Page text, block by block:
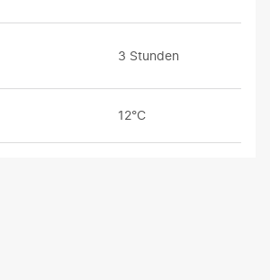
3 Stunden
12°C